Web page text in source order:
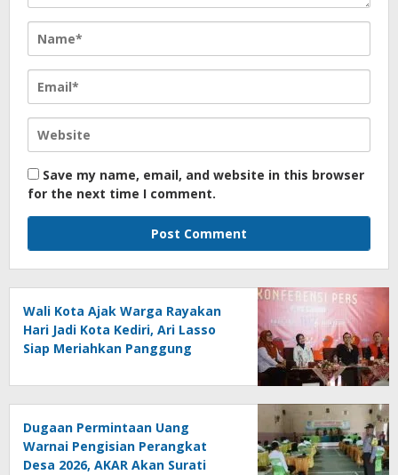
Save my name, email, and website in this browser
for the next time I comment.
Wali Kota Ajak Warga Rayakan
Hari Jadi Kota Kediri, Ari Lasso
Siap Meriahkan Panggung
Dugaan Permintaan Uang
Warnai Pengisian Perangkat
Desa 2026, AKAR Akan Surati